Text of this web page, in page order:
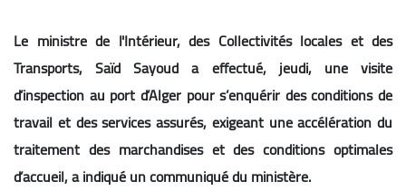
Le ministre de l'Intérieur, des Collectivités locales et des
Transports, Saïd Sayoud a effectué, jeudi, une visite
d’inspection au port d’Alger pour s’enquérir des conditions de
travail et des services assurés, exigeant une accélération du
traitement des marchandises et des conditions optimales
d’accueil, a indiqué un communiqué du ministère.